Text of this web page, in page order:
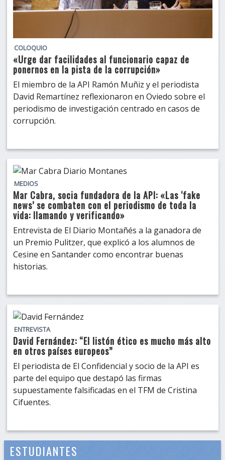
COLOQUIO
«Urge dar facilidades al funcionario capaz de
ponernos en la pista de la corrupción»
El miembro de la API Ramón Muñiz y el periodista
David Remartínez reflexionaron en Oviedo sobre el
periodismo de investigación centrado en casos de
corrupción.
MEDIOS
Mar Cabra, socia fundadora de la API: «Las ‘fake
news’ se combaten con el periodismo de toda la
vida: llamando y verificando»
Entrevista de El Diario Montañés a la ganadora de
un Premio Pulitzer, que explicó a los alumnos de
Cesine en Santander como encontrar buenas
historias.
ENTREVISTA
David Fernández: “El listón ético es mucho más alto
en otros países europeos”
El periodista de El Confidencial y socio de la API es
parte del equipo que destapó las firmas
supuestamente falsificadas en el TFM de Cristina
Cifuentes.
ESTUDIANTES